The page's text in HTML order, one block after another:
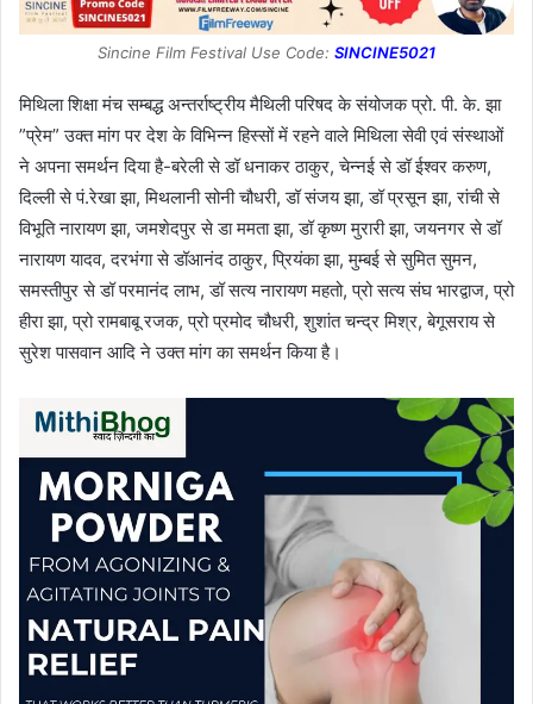
Sincine Film Festival Use Code: SINCINE5021
मिथिला शिक्षा मंच सम्बद्ध अन्तर्राष्ट्रीय मैथिली परिषद के संयोजक प्रो. पी. के. झा
”प्रेम” उक्त मांग पर देश के विभिन्न हिस्सों में रहने वाले मिथिला सेवी एवं संस्थाओं
ने अपना समर्थन दिया है-बरेली से डॉ धनाकर ठाकुर, चेन्नई से डॉ ईश्वर करुण,
दिल्ली से पं.रेखा झा, मिथलानी सोनी चौधरी, डॉ संजय झा, डॉ प्रसून झा, रांची से
विभूति नारायण झा, जमशेदपुर से डा ममता झा, डॉ कृष्ण मुरारी झा, जयनगर से डॉ
नारायण यादव, दरभंगा से डॉआनंद ठाकुर, प्रियंका झा, मुम्बई से सुमित सुमन,
समस्तीपुर से डॉ परमानंद लाभ, डॉ सत्य नारायण महतो, प्रो सत्य संघ भारद्वाज, प्रो
हीरा झा, प्रो रामबाबू रजक, प्रो प्रमोद चौधरी, शुशांत चन्द्र मिश्र, बेगूसराय से
सुरेश पासवान आदि ने उक्त मांग का समर्थन किया है।